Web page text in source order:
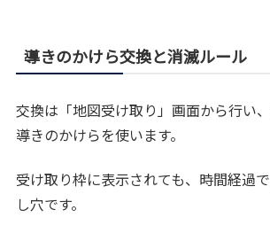
導きのかけら交換と消滅ルール
交換は「地図受け取り」画面から行い
導きのかけらを使います。
受け取り枠に表示されても、時間経過
し穴です。